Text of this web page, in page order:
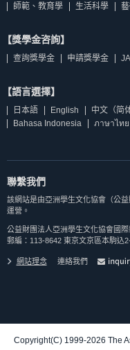
師範、教育學
生活科學
【獎學金咨詢】
查詢獎學金 申請獎學金
【語言選擇】
日本語 English 中文（简
Bahasa Indonesia
ภาษาไทย
聯繫我們
該網站是由亞洲學生文化協會（公
運營。
公益財團法人亞洲學生文化協會國
郵編：113-8642 東京文京區本駒込
網站理念 連絡我們
Copyright(C) 1999-2026 The